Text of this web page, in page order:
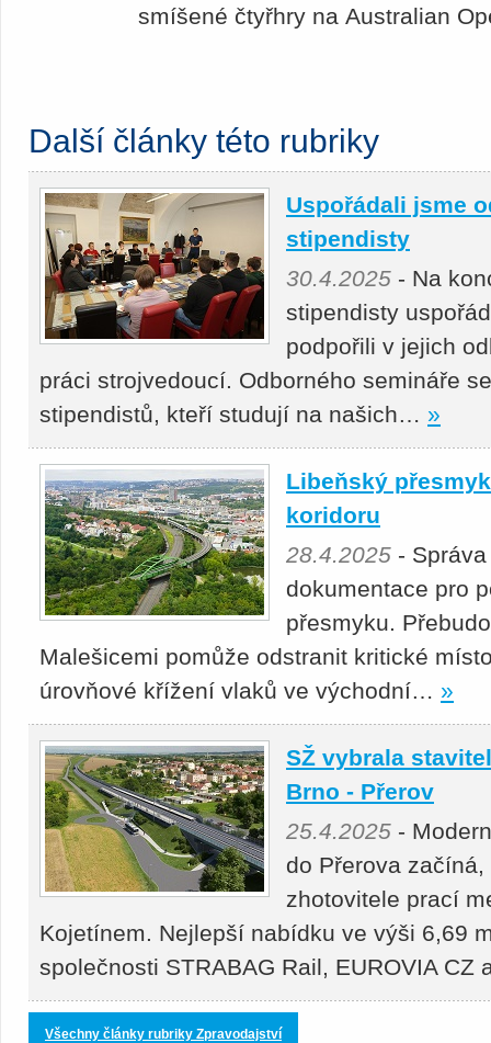
smíšené čtyřhry na Australian
Další články této rubriky
Uspořádali jsme
stipendisty
30.4.2025 - Na
stipendisty
podpořili v jejich
práci strojvedoucí. Odborného semináře
stipendistů, kteří studují na našich… »
Libeňský
koridoru
28.4.2025 -
dokumentace pro
přesmyku.
Malešicemi pomůže odstranit kritické
úrovňové křížení vlaků ve východní… »
SŽ vybrala
Brno - Přerov
25.4.2025 -
do Přerova
zhotovitele prací
Kojetínem. Nejlepší nabídku ve výši 6,69
společnosti STRABAG Rail, EUROVIA
Všechny články rubriky Zpravodajství